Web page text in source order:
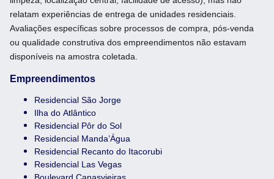
relatam experiências de entrega de unidades residenciais.
Avaliações específicas sobre processos de compra, pós-venda
ou qualidade construtiva dos empreendimentos não estavam
disponíveis na amostra coletada.
Empreendimentos
Residencial São Jorge
Ilha do Atlântico
Residencial Pôr do Sol
Residencial Manda’Água
Residencial Recanto do Itacorubi
Residencial Las Vegas